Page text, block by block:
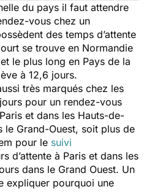
du pays il faut attendre
vous chez un
des temps d’attente
se trouve en Normandie
le plus long en Pays de la
à 12,6 jours.
très marqués chez les
pour un rendez-vous
et dans les Hauts-de-
le Grand-Ouest, soit plus de
pour le suivi
d’attente à Paris et dans les
dans le Grand Ouest. Un
expliquer pourquoi une